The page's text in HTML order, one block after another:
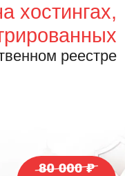
хостингах,
реестре